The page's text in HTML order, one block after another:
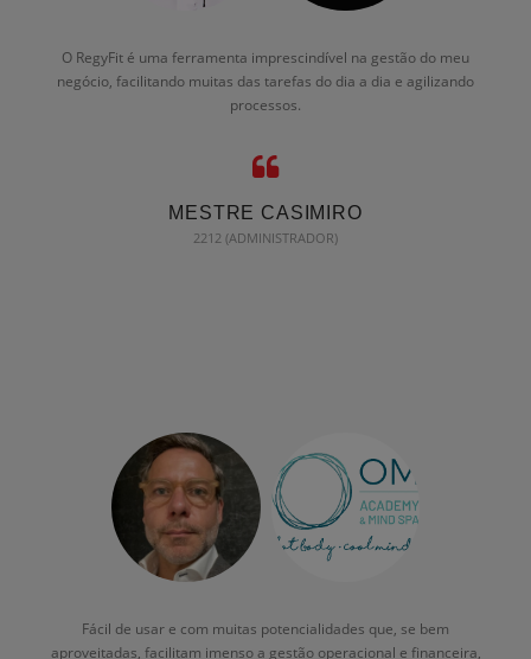
O RegyFit é uma ferramenta imprescindível na gestão do meu
negócio, facilitando muitas das tarefas do dia a dia e agilizando
processos.
MESTRE CASIMIRO
2212 (ADMINISTRADOR)
Fácil de usar e com muitas potencialidades que, se bem
aproveitadas, facilitam imenso a gestão operacional e financeira,